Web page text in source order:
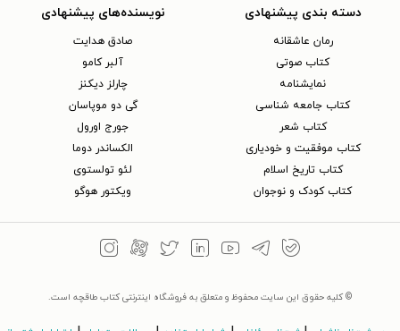
دسته بندی پیشنهادی
رمان عاشقانه
کتاب‌ صوتی
نمایشنامه
کتاب جامعه شناسی
کتاب شعر
کتاب موفقیت و خودیاری
کتاب تاریخ اسلام
کتاب کودک و نوجوان
نویسنده‌های پیشنهادی
صادق هدایت
آلبر کامو
چارلز دیکنز
گی دو موپاسان
جورج اورول
الکساندر دوما
لئو تولستوی
ویکتور هوگو
© کلیه حقوق این سایت محفوظ و متعلق به فروشگاه اینترنتی کتاب طاقچه است.